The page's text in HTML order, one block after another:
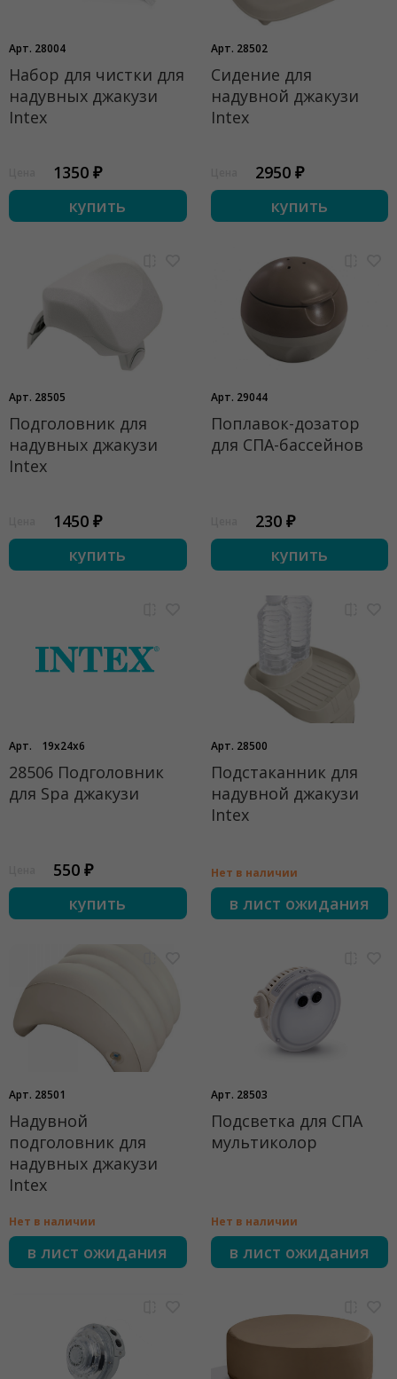
Арт. 28004
Набор для чистки для
надувных джакузи
Intex
1350 ₽
купить
Арт. 28502
Сидение для
надувной джакузи
Intex
2950 ₽
купить
Арт. 28505
Подголовник для
надувных джакузи
Intex
1450 ₽
купить
Арт. 29044
Поплавок-дозатор
для СПА-бассейнов
230 ₽
купить
Арт. 19x24x6
28506 Подголовник
для Spa джакузи
550 ₽
купить
Арт. 28500
Подстаканник для
надувной джакузи
Intex
Нет в наличии
в лист ожидания
Арт. 28501
Надувной
подголовник для
надувных джакузи
Intex
Нет в наличии
в лист ожидания
Арт. 28503
Подсветка для СПА
мультиколор
Нет в наличии
в лист ожидания